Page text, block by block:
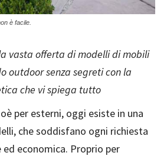
è facile.
vasta offerta di modelli di mobili
outdoor senza segreti con la
che vi spiega tutto
per esterni, oggi esiste in una
che soddisfano ogni richiesta
economica. Proprio per